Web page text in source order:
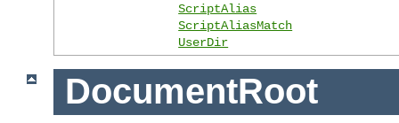
ScriptAlias
ScriptAliasMatch
UserDir
DocumentRoot